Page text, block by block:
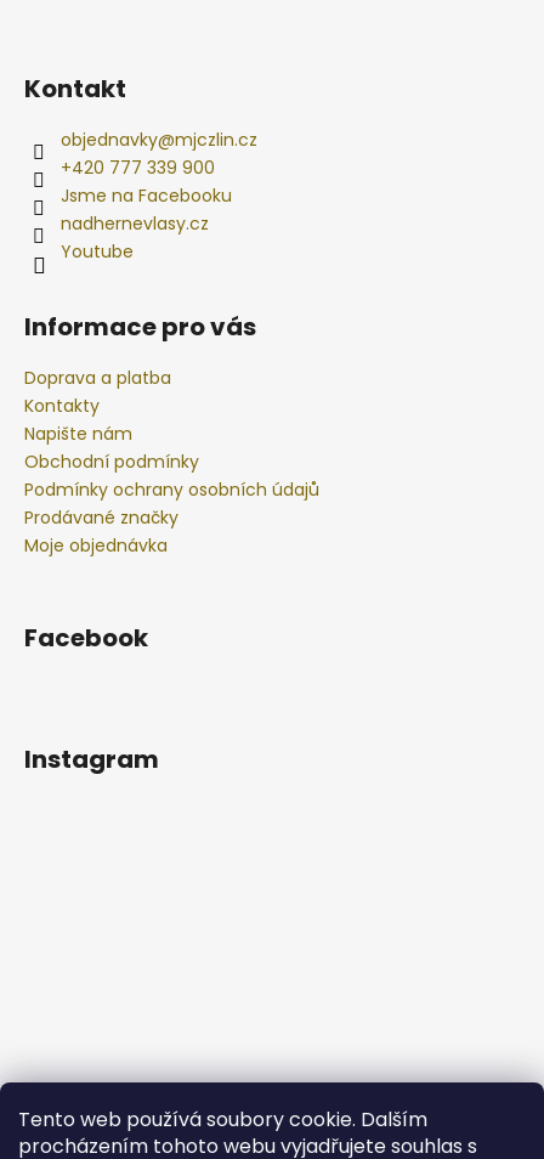
Tento web používá soubory cookie. Dalším
procházením tohoto webu vyjadřujete souhlas s
Kontakt
objednavky@mjczlin.cz
+420 777 339 900
Jsme na Facebooku
nadhernevlasy.cz
Youtube
Informace pro vás
Doprava a platba
Kontakty
Napište nám
Obchodní podmínky
Podmínky ochrany osobních údajů
Prodávané značky
Moje objednávka
Facebook
Instagram